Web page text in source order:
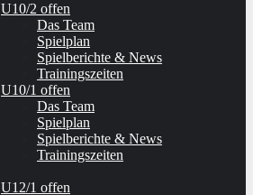
U10/2 offen
Das Team
Spielplan
Spielberichte & News
Trainingszeiten
U10/1 offen
Das Team
Spielplan
Spielberichte & News
Trainingszeiten
U12/1 offen